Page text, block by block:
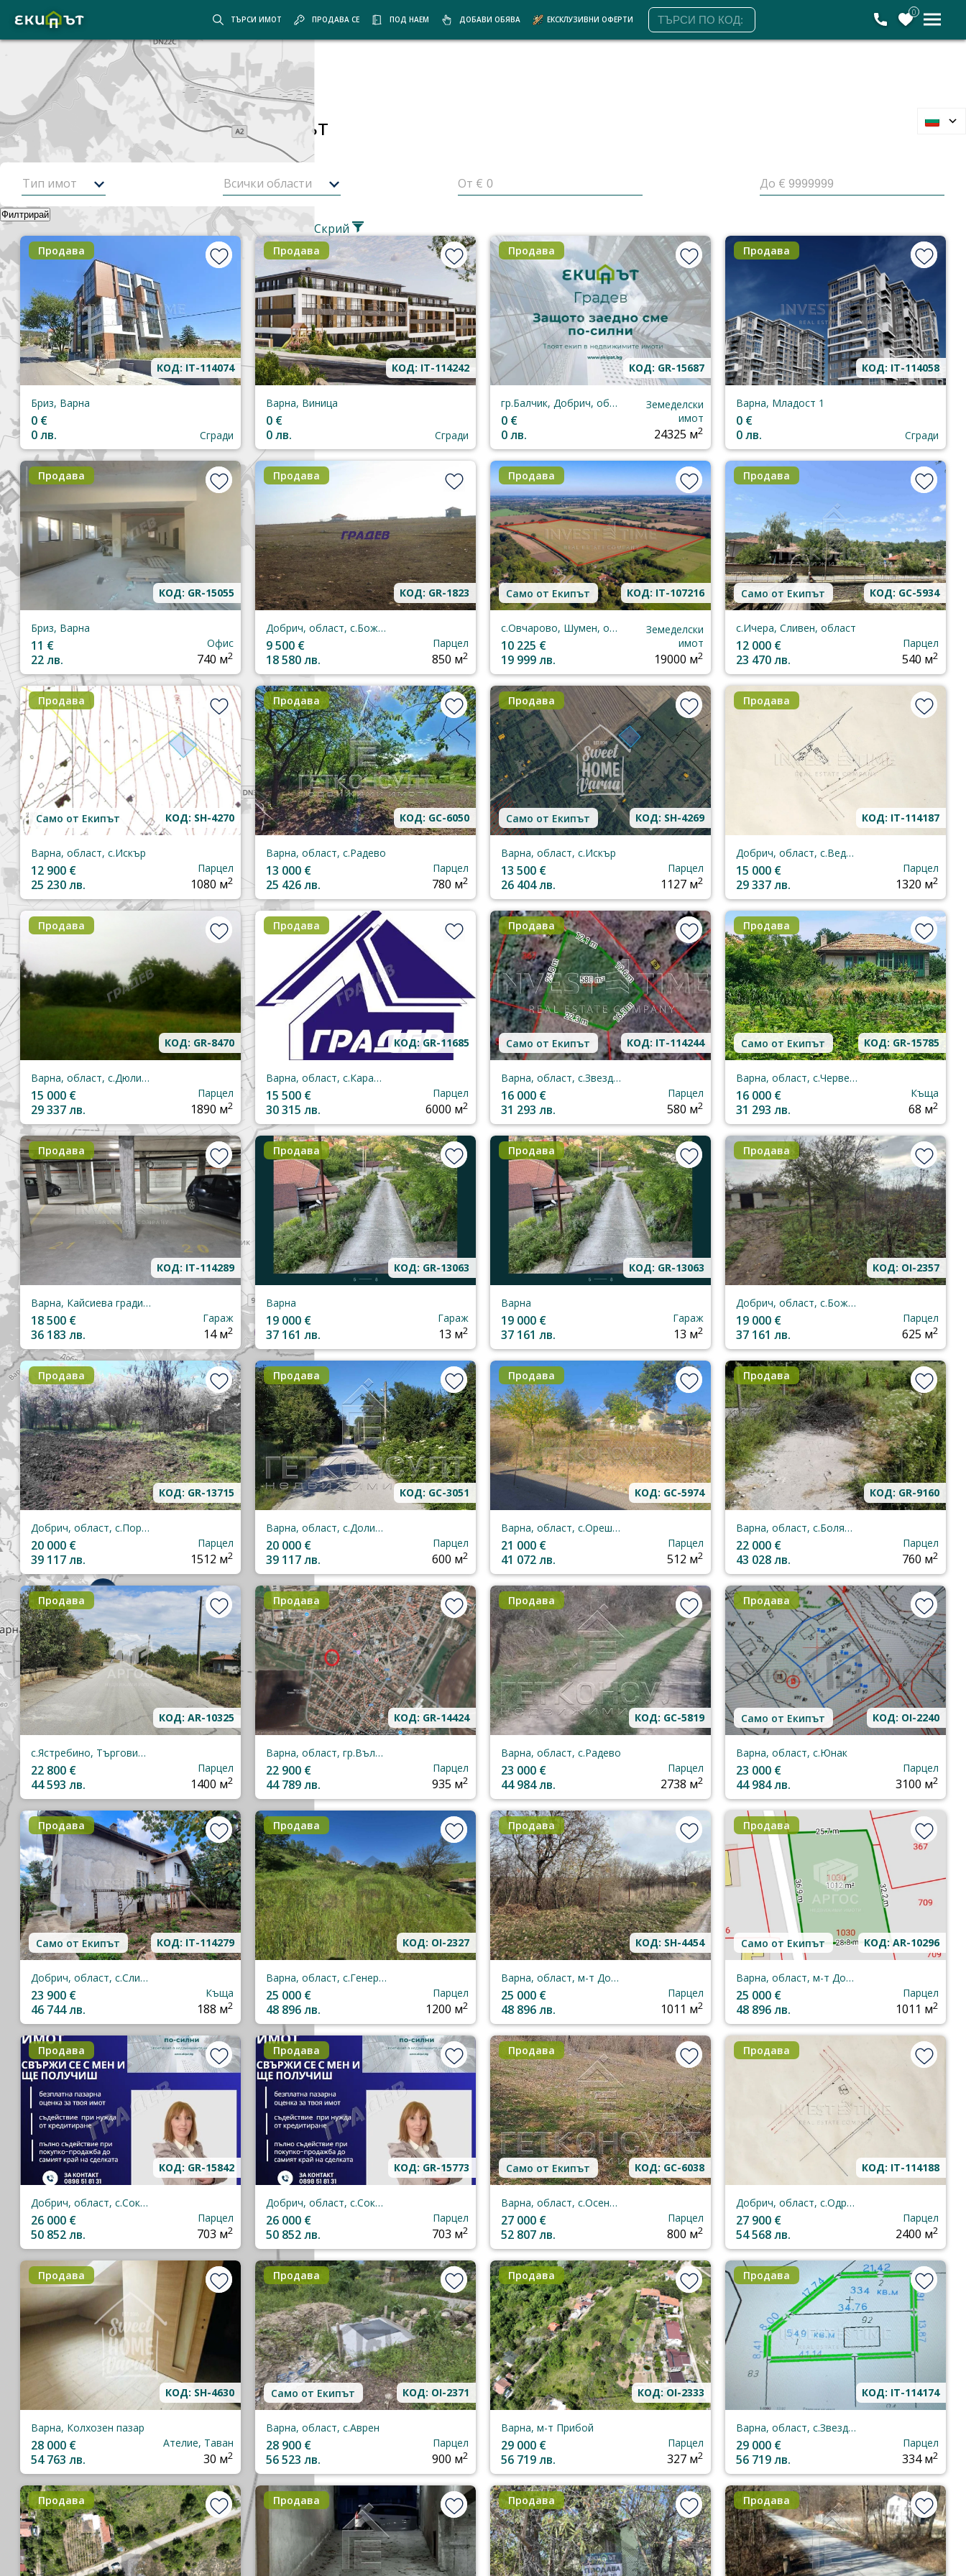
ТЪРСИ ИМОТ ПРОДАВА СЕ ПОД НАЕМ ДОБАВИ ОБЯВА ЕКСКЛУЗИВНИ ОФЕРТИ
0
7
Скрий картата
Начало
Продажби
315от 479имота
Продажби на имоти от Екипът
Тип имот Всички области От € До €
Филтрирай
Корекция на търсенето Скрий
Продава
КОД: IT-114074
Бриз, Варна
0 €
0 лв.
Сгради
Продава
КОД: IT-114242
Варна, Виница
0 €
0 лв.
Сгради
Продава
КОД: GR-15687
гр.Балчик, Добрич, област
0 €
0 лв.
Земеделски
имот
24325 м2
Продава
КОД: IT-114058
Варна, Младост 1
0 €
0 лв.
Сгради
Продава
КОД: GR-15055
Бриз, Варна
11 €
22 лв.
Офис
740 м2
Продава
КОД: GR-1823
Добрич, област, с.Божурец
9 500 €
18 580 лв.
Парцел
850 м2
Продава
Само от Екипът КОД: IT-107216
с.Овчарово, Шумен, област
10 225 €
19 999 лв.
Земеделски
имот
19000 м2
Продава
Само от Екипът КОД: GC-5934
с.Ичера, Сливен, област
12 000 €
23 470 лв.
Парцел
540 м2
Продава
Само от Екипът КОД: SH-4270
Варна, област, с.Искър
12 900 €
25 230 лв.
Парцел
1080 м2
Продава
КОД: GC-6050
Варна, област, с.Радево
13 000 €
25 426 лв.
Парцел
780 м2
Продава
Само от Екипът КОД: SH-4269
Варна, област, с.Искър
13 500 €
26 404 лв.
Парцел
1127 м2
Продава
КОД: IT-114187
Добрич, област, с.Ведрина
15 000 €
29 337 лв.
Парцел
1320 м2
Продава
КОД: GR-8470
Варна, област, с.Дюлино
15 000 €
29 337 лв.
Парцел
1890 м2
Продава
КОД: GR-11685
Варна, област, с.Караманите
15 500 €
30 315 лв.
Парцел
6000 м2
Продава
Само от Екипът КОД: IT-114244
Варна, област, с.Звездица
16 000 €
31 293 лв.
Парцел
580 м2
Продава
Само от Екипът КОД: GR-15785
Варна, област, с.Червенци
16 000 €
31 293 лв.
Къща
68 м2
Продава
КОД: IT-114289
Варна, Кайсиева градина
18 500 €
36 183 лв.
Гараж
14 м2
Продава
КОД: GR-13063
Варна
19 000 €
37 161 лв.
Гараж
13 м2
Продава
КОД: GR-13063
Варна
19 000 €
37 161 лв.
Гараж
13 м2
Продава
КОД: OI-2357
Добрич, област, с.Божурец
19 000 €
37 161 лв.
Парцел
625 м2
Продава
КОД: GR-13715
Добрич, област, с.Поручик-Чунчево
20 000 €
39 117 лв.
Парцел
1512 м2
Продава
КОД: GC-3051
Варна, област, с.Долище
20 000 €
39 117 лв.
Парцел
600 м2
Продава
КОД: GC-5974
Варна, област, с.Орешак
21 000 €
41 072 лв.
Парцел
512 м2
Продава
КОД: GR-9160
Варна, област, с.Болярци
22 000 €
43 028 лв.
Парцел
760 м2
Продава
КОД: AR-10325
с.Ястребино, Търговище, област
22 800 €
44 593 лв.
Парцел
1400 м2
Продава
КОД: GR-14424
Варна, област, гр.Вълчидол
22 900 €
44 789 лв.
Парцел
935 м2
Продава
КОД: GC-5819
Варна, област, с.Радево
23 000 €
44 984 лв.
Парцел
2738 м2
Продава
Само от Екипът КОД: OI-2240
Варна, област, с.Юнак
23 000 €
44 984 лв.
Парцел
3100 м2
Продава
Само от Екипът КОД: IT-114279
Добрич, област, с.Сливенци
23 900 €
46 744 лв.
Къща
188 м2
Продава
КОД: OI-2327
Варна, област, с.Генерал-Кантарджиево
25 000 €
48 896 лв.
Парцел
1200 м2
Продава
КОД: SH-4454
Варна, област, м-т Добрева Чешма
25 000 €
48 896 лв.
Парцел
1011 м2
Продава
Само от Екипът КОД: AR-10296
Варна, област, м-т Добрева Чешма
25 000 €
48 896 лв.
Парцел
1011 м2
Продава
КОД: GR-15842
Добрич, област, с.Соколово
26 000 €
50 852 лв.
Парцел
703 м2
Продава
КОД: GR-15773
Добрич, област, с.Соколово
26 000 €
50 852 лв.
Парцел
703 м2
Продава
Само от Екипът КОД: GC-6038
Варна, област, с.Осеново
27 000 €
52 807 лв.
Парцел
800 м2
Продава
КОД: IT-114188
Добрич, област, с.Одринци
27 900 €
54 568 лв.
Парцел
2400 м2
Продава
КОД: SH-4630
Варна, Колхозен пазар
28 000 €
54 763 лв.
Ателие, Таван
30 м2
Продава
Само от Екипът КОД: OI-2371
Варна, област, с.Аврен
28 900 €
56 523 лв.
Парцел
900 м2
Продава
КОД: OI-2333
Варна, м-т Прибой
29 000 €
56 719 лв.
Парцел
327 м2
Продава
КОД: IT-114174
Варна, област, с.Звездица
29 000 €
56 719 лв.
Парцел
334 м2
Продава Продава Продава Продава